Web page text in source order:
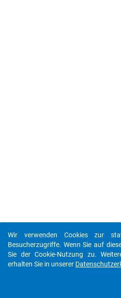
Wir verwenden Cookies zur
Besucherzugriffe. Wenn Sie auf
Sie der Cookie-Nutzung zu.
erhalten Sie in unserer